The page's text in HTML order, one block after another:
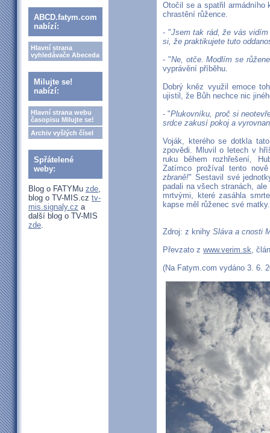
ABCD.fatym.com
nabízí:
Hlavní strana
vyhledávače Abeceda
Milujte se!
nabízí:
Hlavní strana webu
časopisu Milujte se!
Archiv vyšlých čísel
Spřátelené
weby:
Blog o FATYMu zde,
blog o TV-MIS.cz tv-
mis.signaly.cz a
další blog o TV-MIS
zde.
Otočil se a spatřil armádního
chrastění růžence.
- "Jsem tak rád, že vás
si, že praktikujete tuto
- "Ne, otče. Modlím se
vyprávění příběhu.
Dobrý kněz využil emoce
ujistil, že Bůh nechce nic
- "Plukovníku, proč si
srdce zakusí pokoj a
Voják, kterého se dotkla
zpovědi. Mluvil o letech v
ruku během rozhřešení,
Zatímco prožíval tento
zbraně!" Sestavil své
padali na všech stranách,
mrtvými, které zasáhla
kapse měl růženec své
Zdroj: z knihy Sláva a cnosti
Převzato z www.verim.sk,
(Na Fatym.com vydáno 3. 6.